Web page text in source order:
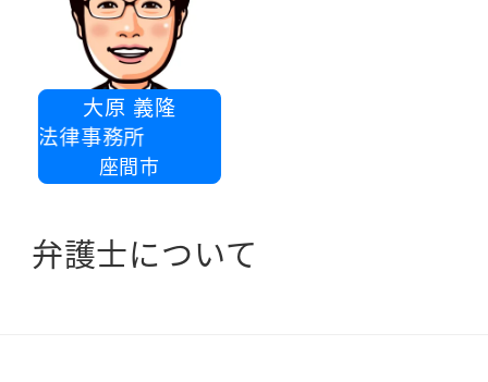
大原 義隆
際法律事務所
座間市
弁護士について